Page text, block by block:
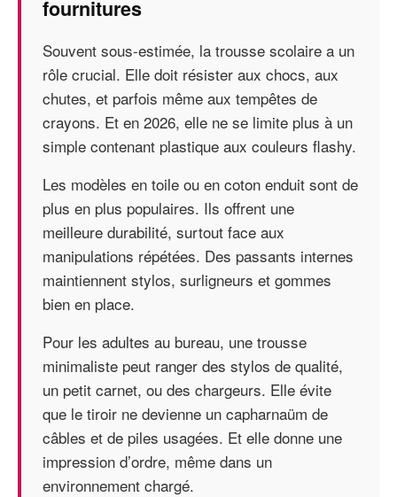
fournitures
Souvent sous-estimée, la trousse scolaire a un
rôle crucial. Elle doit résister aux chocs, aux
chutes, et parfois même aux tempêtes de
crayons. Et en 2026, elle ne se limite plus à un
simple contenant plastique aux couleurs flashy.
Les modèles en toile ou en coton enduit sont de
plus en plus populaires. Ils offrent une
meilleure durabilité, surtout face aux
manipulations répétées. Des passants internes
maintiennent stylos, surligneurs et gommes
bien en place.
Pour les adultes au bureau, une trousse
minimaliste peut ranger des stylos de qualité,
un petit carnet, ou des chargeurs. Elle évite
que le tiroir ne devienne un capharnaüm de
câbles et de piles usagées. Et elle donne une
impression d’ordre, même dans un
environnement chargé.